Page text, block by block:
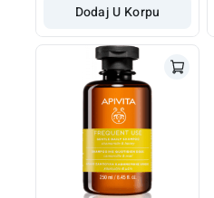
Dodaj U Korpu